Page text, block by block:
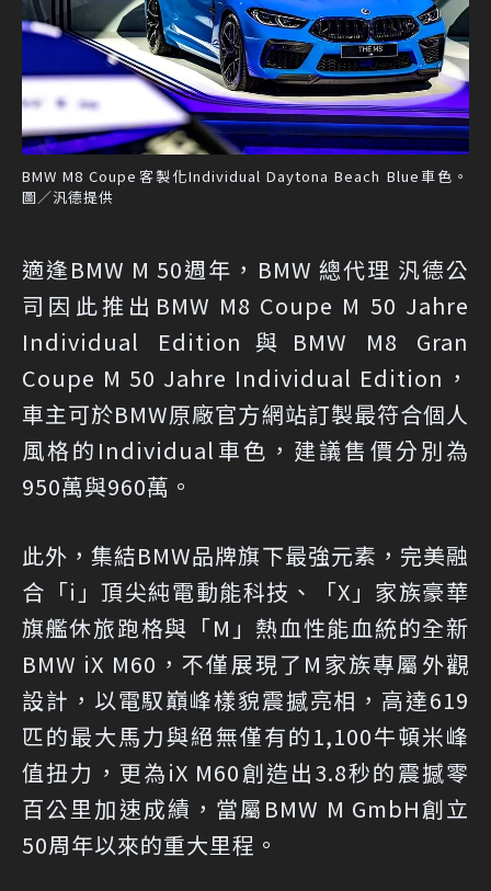
BMW M8 Coupe客製化Individual Daytona Beach Blue車色。
圖／汎德提供
適逢BMW M 50週年，BMW 總代理 汎德公
司因此推出BMW M8 Coupe M 50 Jahre
Individual Edition與BMW M8 Gran
Coupe M 50 Jahre Individual Edition，
車主可於BMW原廠官方網站訂製最符合個人
風格的Individual車色，建議售價分別為
950萬與960萬。
此外，集結BMW品牌旗下最強元素，完美融
合「i」頂尖純電動能科技、「X」家族豪華
旗艦休旅跑格與「M」熱血性能血統的全新
BMW iX M60，不僅展現了M家族專屬外觀
設計，以電馭巔峰樣貌震撼亮相，高達619
匹的最大馬力與絕無僅有的1,100牛頓米峰
值扭力，更為iX M60創造出3.8秒的震撼零
百公里加速成績，當屬BMW M GmbH創立
50周年以來的重大里程。